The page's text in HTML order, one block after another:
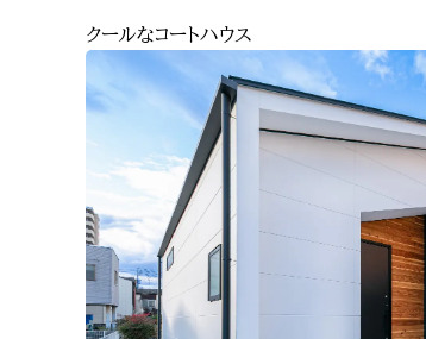
クールなコートハウス